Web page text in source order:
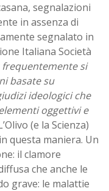
segnalazioni
in assenza di
segnalato in
Italiana Società
frequentemente si
basate su
ideologici che
oggettivi e
(e la Scienza)
questa maniera. Un
il clamore
che anche le
grave: le malattie